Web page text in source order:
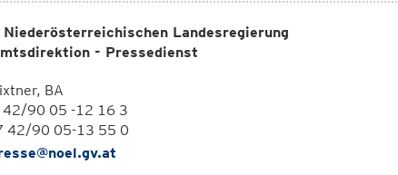
Landesregierung
- Pressedienst
BA
42/90 05 -12 16 3
42/90 05-13 55 0